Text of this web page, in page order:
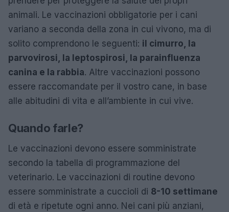
animali. Le vaccinazioni obbligatorie per i cani
variano a seconda della zona in cui vivono, ma di
solito comprendono le seguenti: il cimurro, la
parvovirosi, la leptospirosi, la parainfluenza
canina e la rabbia. Altre vaccinazioni possono
essere raccomandate per il vostro cane, in base
alle abitudini di vita e all’ambiente in cui vive.
Quando farle?
Le vaccinazioni devono essere somministrate
secondo la tabella di programmazione del
veterinario. Le vaccinazioni di routine devono
essere somministrate a cuccioli di 8-10 settimane
di età e ripetute ogni anno. Nei cani più anziani,